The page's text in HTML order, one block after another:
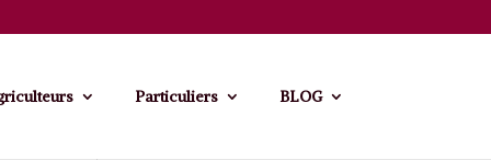
Particuliers BLOG